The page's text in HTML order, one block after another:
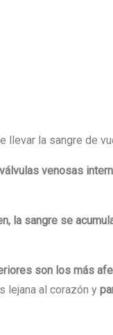
llevar la sangre de
válvulas venosas
la sangre se
son los más
lejana al corazón y